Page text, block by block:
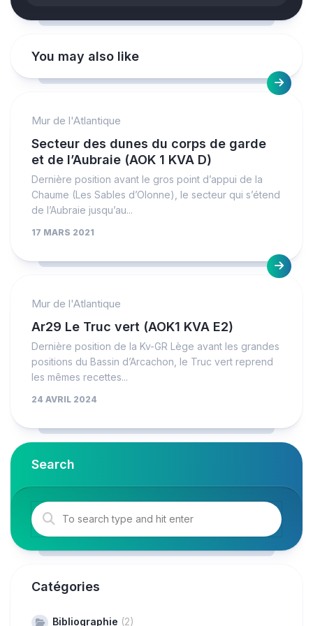
You may also like
Mur de l'Atlantique
Secteur des dunes du corps de garde
et de l’Aubraie (AOK 1 KVA D)
Dernière position avant le gros point d’appui de la
Chaume (Les Sables d’Olonne), le secteur qui s’étend
de l’Aubraie jusqu’au...
17 MARS 2021
Mur de l'Atlantique
Ar29 Le Truc vert (AOK1 KVA E2)
Dernière position de la Kv-GR Lège avant les grandes
positions du Bassin d’Arcachon, le Truc vert reprend
les mêmes recettes...
24 AVRIL 2024
Search
Catégories
Bibliographie (2)